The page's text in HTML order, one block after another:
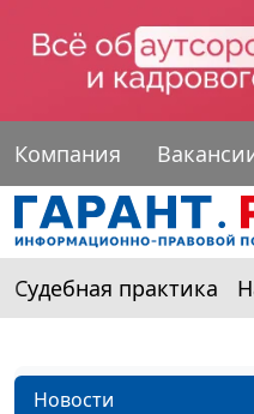
Компания
Судебная практика
Новости